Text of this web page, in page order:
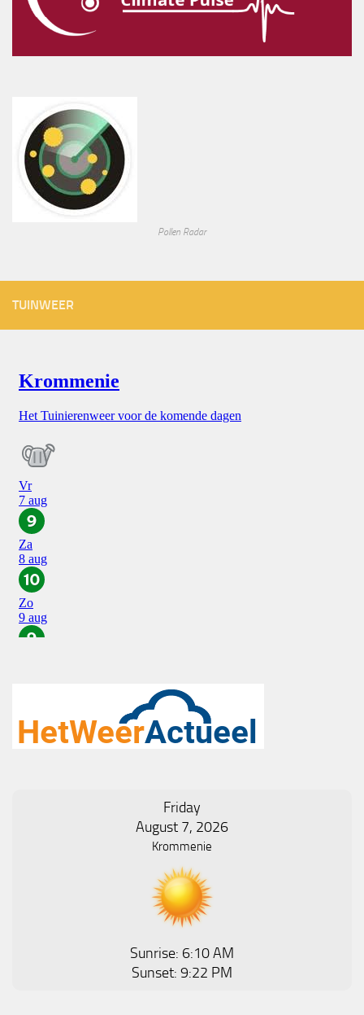
Pollen Radar
TUINWEER
Friday
August 7, 2026
Krommenie
Sunrise: 6:10 AM
Sunset: 9:22 PM